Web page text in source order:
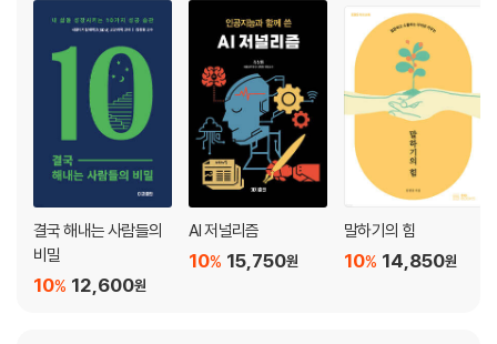
3부 신문 방송학, 뭐가 궁금한가요?
01 뉴스는 진실만을 말할까요?
02 어떤 것이 뉴스가 될 수 있을까요?
03 인터뷰는 어떻게 하나요?
04 신문 기자와 방송 기자 중 어느 쪽이 더 인기 있나요?
05 신문은 어떻게 만들어지나요?
06 TV 뉴스는 어떻게 만들어지나요?
07 TV 광고는 어떻게 만들어지나요?
08 인터넷 신문, 뉴스 통신사는 무엇인가요?
09 신문 방송학에서는 무얼 배우나요?
결국 해내는 사람들의
비밀
12,600원
10%
AI 저널리즘
15,750원
10%
말하기의 힘
14,850원
10%